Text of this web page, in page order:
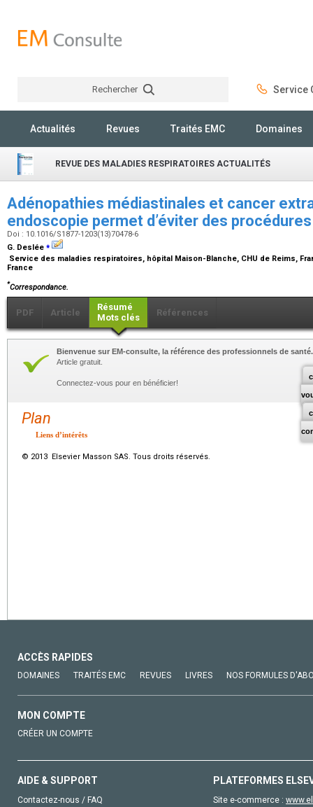
Rechercher Service
Actualités Revues Traités EMC Domaines
REVUE DES MALADIES RESPIRATOIRES ACTUALITÉS
Adénopathies médiastinales et cancer
endoscopie permet d’éviter des
Doi : 10.1016/S1877-1203(13)70478-6
G. Deslée ⁎
Service des maladies respiratoires, hôpital Maison-Blanche, CHU de Reims,
France
*Correspondance.
PDF Article
Résumé
Mots clés
Références
Bienvenue sur EM-consulte, la référence des professionnels de santé.
Article gratuit.
Connectez-vous pour en bénéficier!
Plan
Liens d’intérêts
© 2013 Elsevier Masson SAS. Tous droits réservés.
ACCÈS RAPIDES
DOMAINES TRAITÉS EMC REVUES LIVRES NOS FORMULES
MON COMPTE
CRÉER UN COMPTE
AIDE & SUPPORT
Contactez-nous / FAQ
PLATEFORMES
Site e-commerce :